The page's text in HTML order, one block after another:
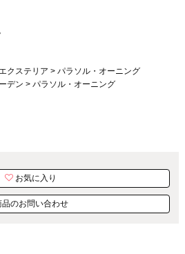
クステリア > パラソル・オーニング
デン > パラソル・オーニング
お気に入り
品のお問い合わせ